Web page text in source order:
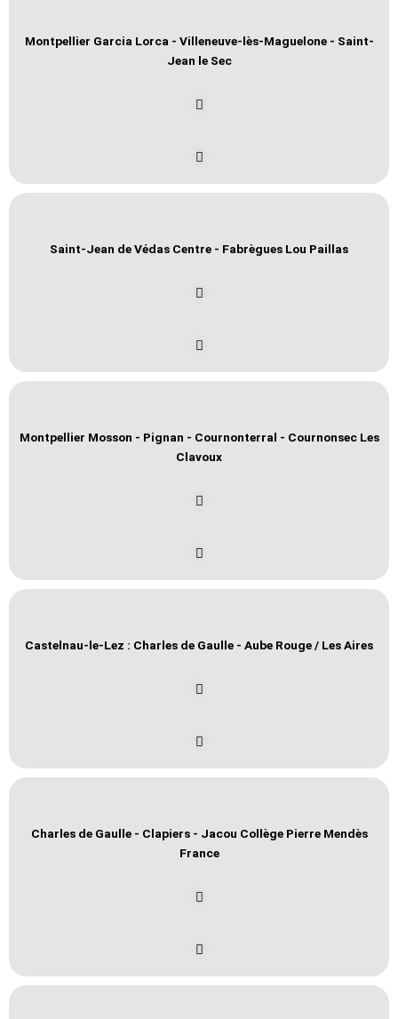
Montpellier Garcia Lorca - Villeneuve-lès-Maguelone - Saint-
Jean le Sec
Saint-Jean de Védas Centre - Fabrègues Lou Paillas
Montpellier Mosson - Pignan - Cournonterral - Cournonsec Les
Clavoux
Castelnau-le-Lez : Charles de Gaulle - Aube Rouge / Les Aires
Charles de Gaulle - Clapiers - Jacou Collège Pierre Mendès
France